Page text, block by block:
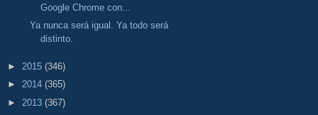
Google Chrome con...
Ya nunca será igual. Ya todo será
distinto.
► 2015 (346)
► 2014 (365)
► 2013 (367)